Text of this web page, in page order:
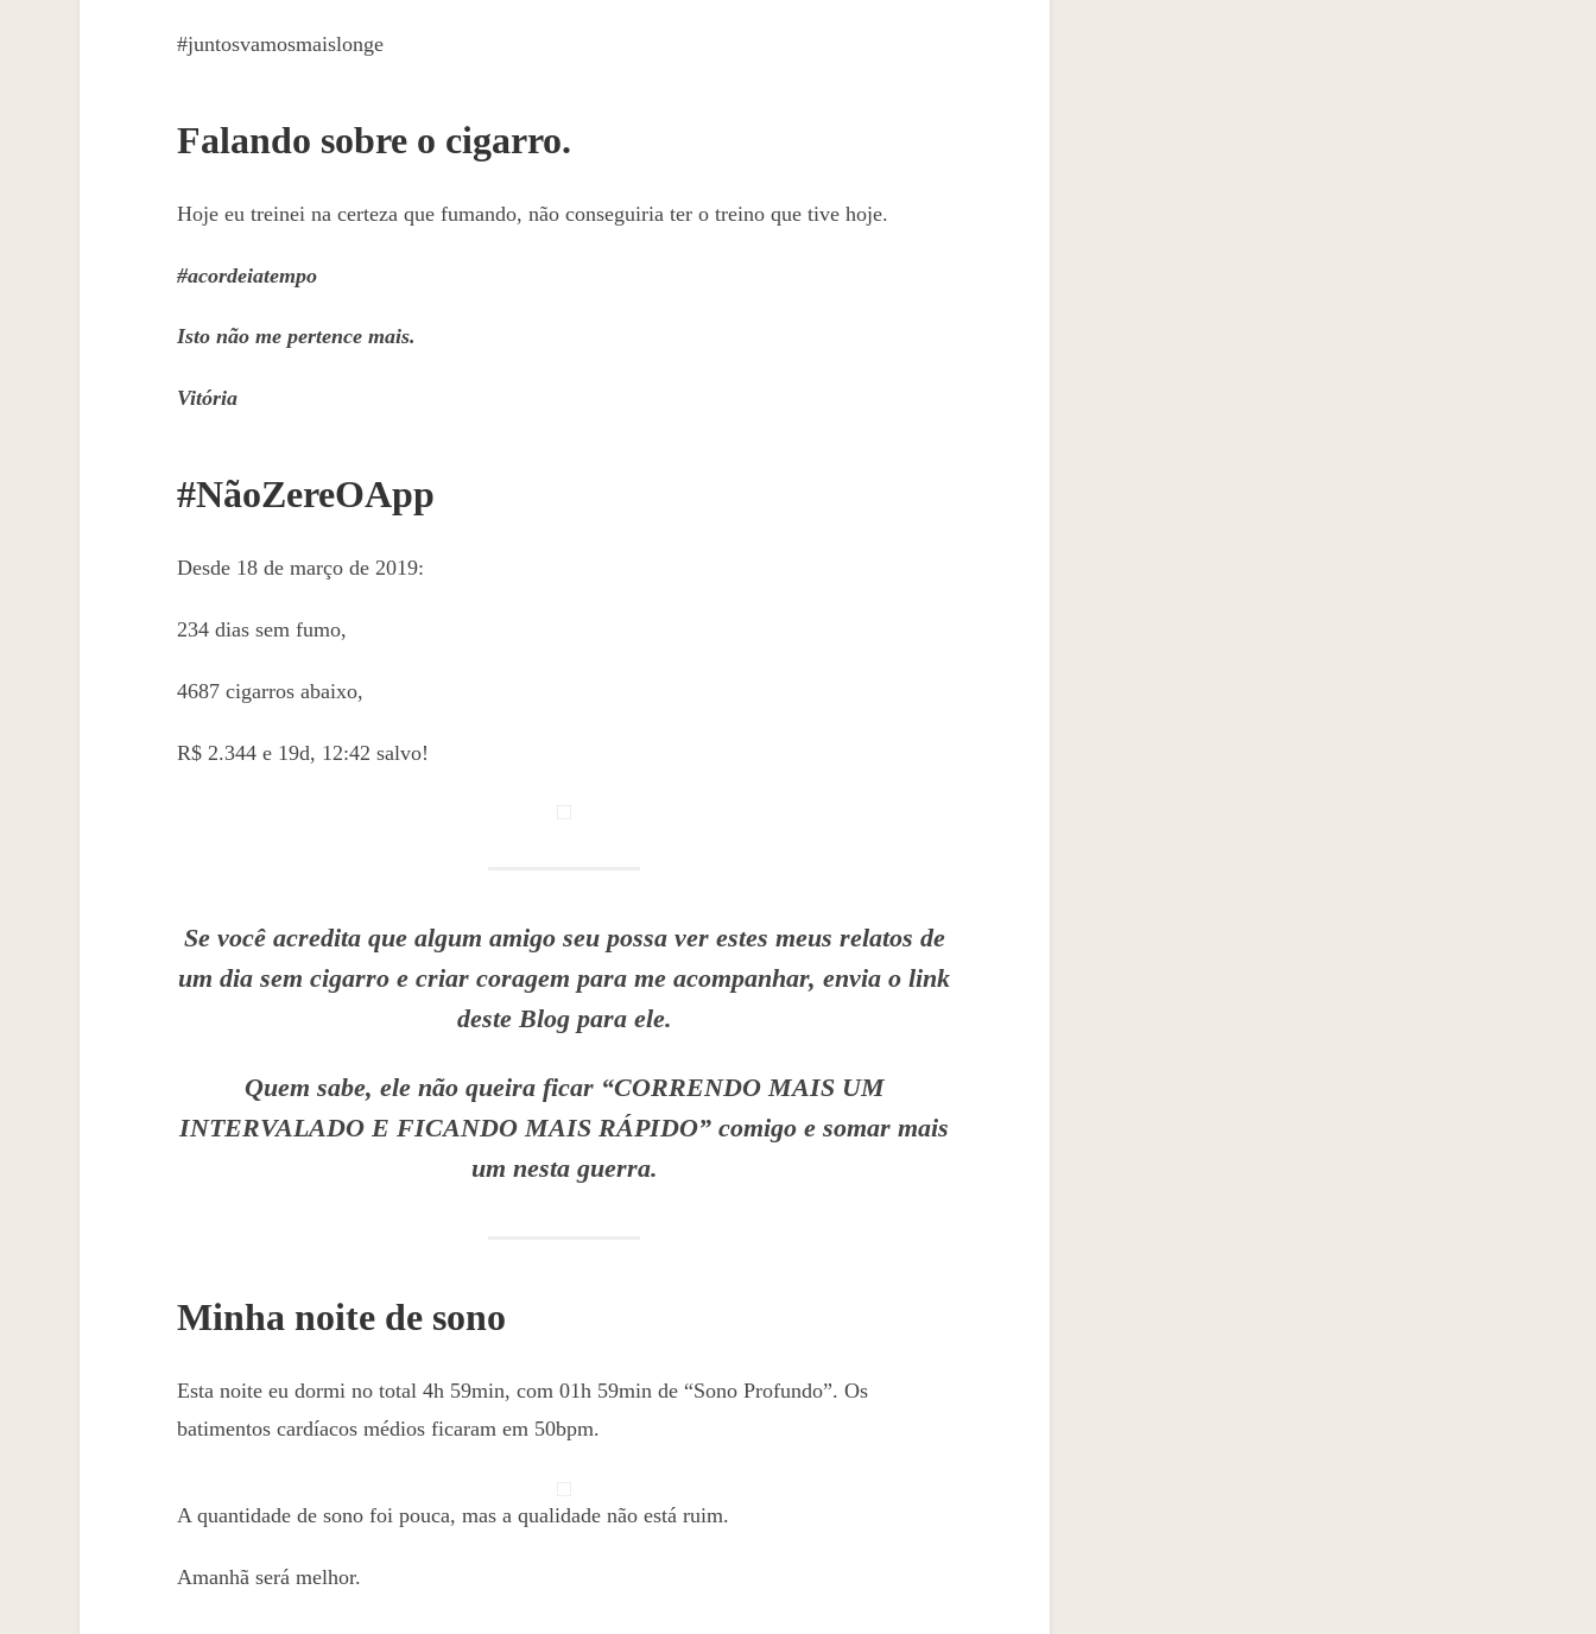
#juntosvamosmaislonge
Falando sobre o cigarro.
Hoje eu treinei na certeza que fumando, não conseguiria ter o treino que tive hoje.
#acordeiatempo
Isto não me pertence mais.
Vitória
#NãoZereOApp
Desde 18 de março de 2019:
234 dias sem fumo,
4687 cigarros abaixo,
R$ 2.344 e 19d, 12:42 salvo!
Se você acredita que algum amigo seu possa ver estes meus relatos de
um dia sem cigarro e criar coragem para me acompanhar, envia o link
deste Blog para ele.
Quem sabe, ele não queira ficar “CORRENDO MAIS UM
INTERVALADO E FICANDO MAIS RÁPIDO” comigo e somar mais
um nesta guerra.
Minha noite de sono
Esta noite eu dormi no total 4h 59min, com 01h 59min de “Sono Profundo”. Os
batimentos cardíacos médios ficaram em 50bpm.
A quantidade de sono foi pouca, mas a qualidade não está ruim.
Amanhã será melhor.